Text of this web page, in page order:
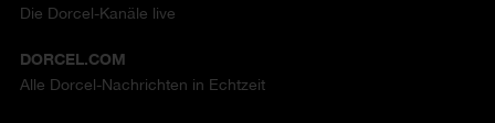
Die Dorcel-Kanäle live
DORCEL.COM
Alle Dorcel-Nachrichten in Echtzeit